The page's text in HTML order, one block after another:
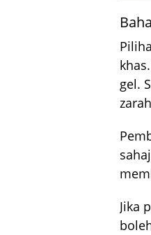
gel.
Jika